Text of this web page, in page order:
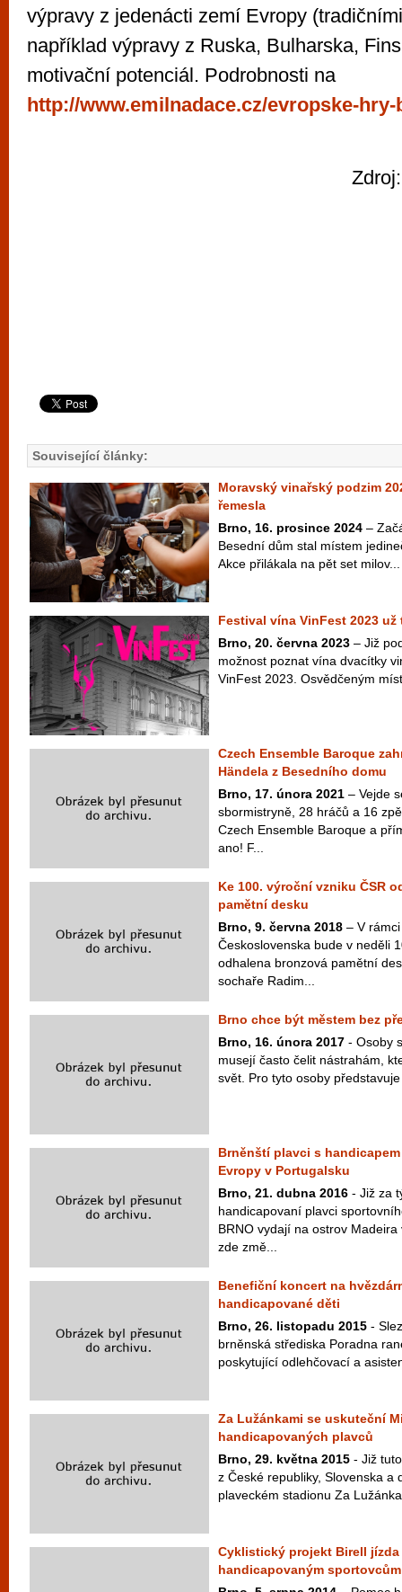
výpravy z jedenácti zemí Evropy
například výpravy z Ruska, Bulharska,
motivační potenciál. Podrobnosti na
http://www.emilnadace.cz/evropske-hry-
Související články:
Moravský vinařský podzim
řemesla
Brno, 16. prosince 2024 –
Besední dům stal místem
Akce přilákala na pět set milov...
Festival vína VinFest 2023
Brno, 20. června 2023 – Již
možnost poznat vína dvacítky
VinFest 2023. Osvědčeným
Czech Ensemble Baroque
Händela z Besedního domu
Brno, 17. února 2021 – Vejde
sbormistryně, 28 hráčů a 16
Czech Ensemble Baroque a
ano! F...
Ke 100. výroční vzniku ČSR
pamětní desku
Brno, 9. června 2018 – V
Československa bude v neděli
odhalena bronzová pamětní
sochaře Radim...
Brno chce být městem bez
Brno, 16. února 2017 - Osoby
musejí často čelit nástrahám,
svět. Pro tyto osoby
Brněnští plavci s
Evropy v Portugalsku
Brno, 21. dubna 2016 - Již za
handicapovaní plavci
BRNO vydají na ostrov
zde změ...
Benefiční koncert na
handicapované děti
Brno, 26. listopadu 2015 -
brněnská střediska Poradna
poskytující odlehčovací a
Za Lužánkami se uskuteční
handicapovaných plavců
Brno, 29. května 2015 - Již
z České republiky, Slovenska a
plaveckém stadionu Za
Cyklistický projekt Birell
handicapovaným sportovcům